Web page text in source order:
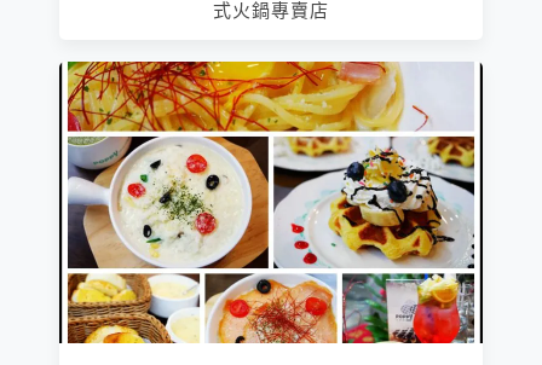
式火鍋專賣店